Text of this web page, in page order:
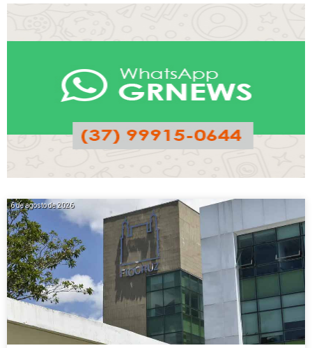
6 de agosto de 2026